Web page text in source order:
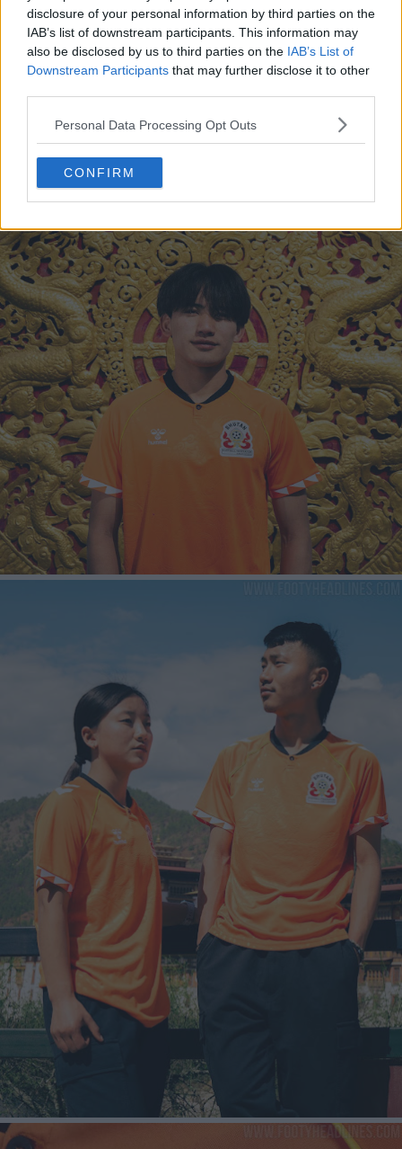
disclosure of your personal information by third parties on the
IAB’s list of downstream participants. This information may
also be disclosed by us to third parties on the IAB’s List of
Downstream Participants that may further disclose it to other
Personal Data Processing Opt Outs
CONFIRM